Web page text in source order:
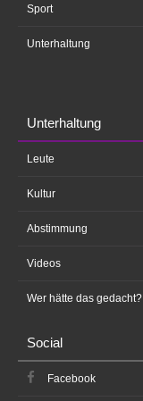
Sport
Unterhaltung
Unterhaltung
Leute
Kultur
Abstimmung
Videos
Wer hätte das gedacht?
Social
Facebook